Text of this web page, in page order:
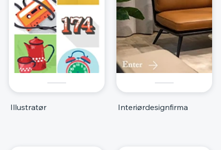
Illustratør Interiørdesignfirma